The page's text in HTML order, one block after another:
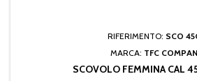
RIFERIMENTO: SCO
MARCA: TFC
SCOVOLO FEMMINA CAL